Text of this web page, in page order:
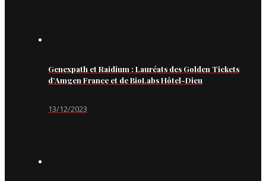
Genexpath et Raidium : Lauréats des Golden Tickets
d’Amgen France et de BioLabs Hôtel-Dieu
13/12/2023